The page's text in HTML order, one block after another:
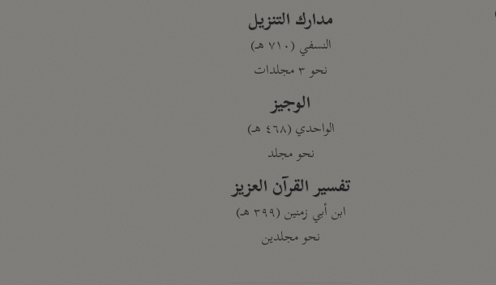
مدارك التنزيل
النسفي (٧١٠ هـ)
نحو ٣ مجلدات
الوجيز
الواحدي (٤٦٨ هـ)
نحو مجلد
تفسير القرآن العزيز
ابن أبي زمنين (٣٩٩ هـ)
نحو مجلدين